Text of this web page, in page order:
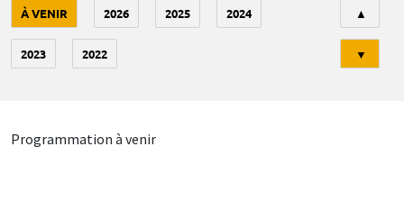
À VENIR 2026 2025 2024
2023 2022
▲
▼
Programmation à venir